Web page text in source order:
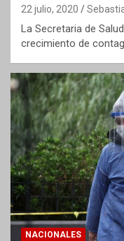
22 julio, 2020
La Secretaria de
crecimiento de
NACIONALES